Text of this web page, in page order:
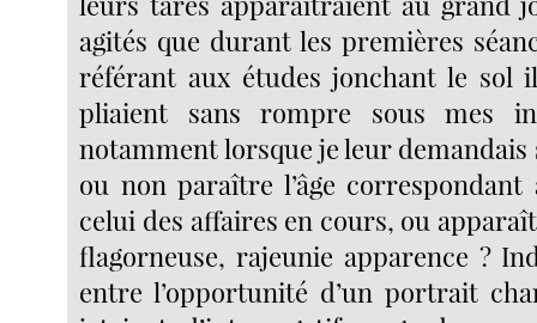
agités que durant les premières
référant aux études jonchant le sol
pliaient sans rompre sous mes
notamment lorsque je leur demandais
ou non paraître l’âge
celui des affaires en cours, ou
flagorneuse, rajeunie apparence ?
entre l’opportunité d’un portrait